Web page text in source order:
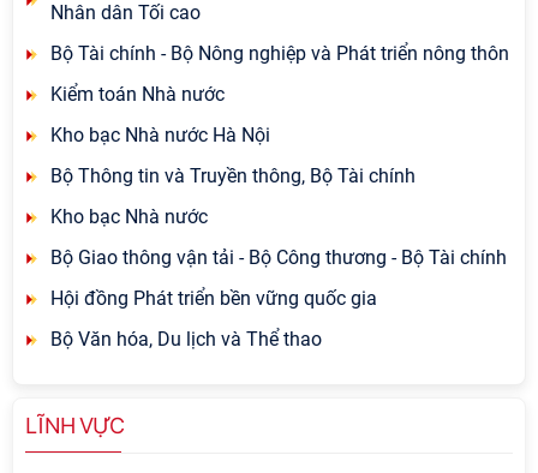
Nhân dân Tối cao
Bộ Tài chính - Bộ Nông nghiệp và Phát triển nông thôn
Kiểm toán Nhà nước
Kho bạc Nhà nước Hà Nội
Bộ Thông tin và Truyền thông, Bộ Tài chính
Kho bạc Nhà nước
Bộ Giao thông vận tải - Bộ Công thương - Bộ Tài chính
Hội đồng Phát triển bền vững quốc gia
Bộ Văn hóa, Du lịch và Thể thao
LĨNH VỰC